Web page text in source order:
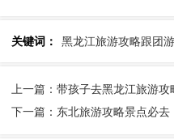
关键词： 黑龙江旅游攻略跟团游
上一篇：带孩子去黑龙江旅游
下一篇：东北旅游攻略景点必去